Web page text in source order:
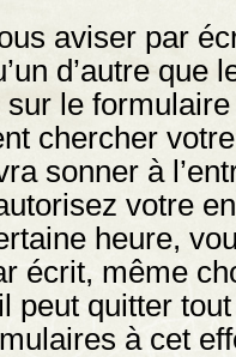
aviser par
d’autre que
le formulaire
chercher
sonner à
votre
heure,
écrit, même
peut quitter
à cet